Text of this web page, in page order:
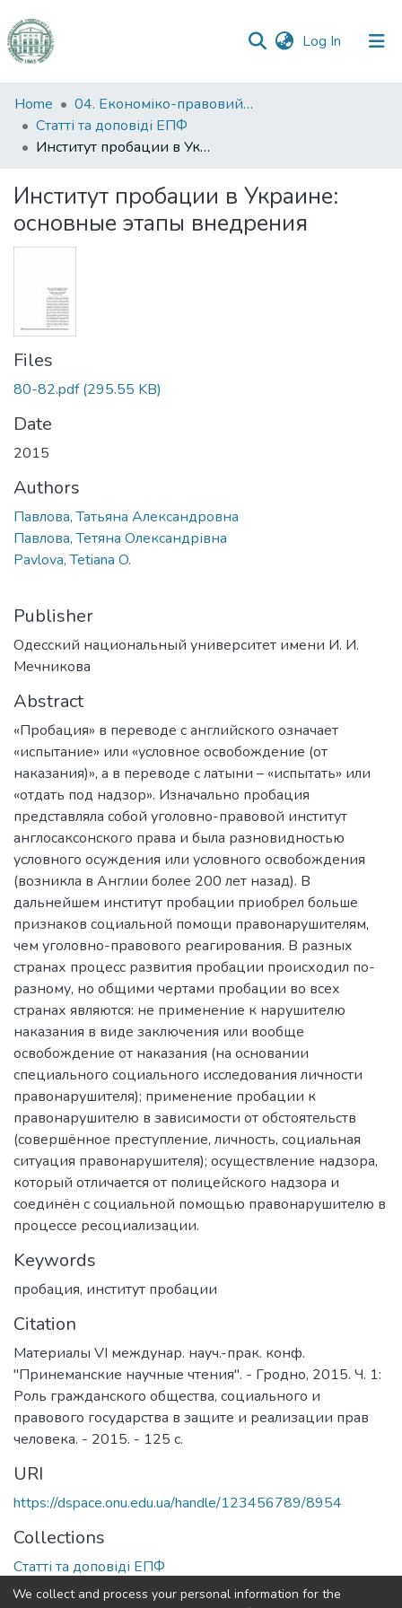
Log In (current)
Communities
&
Collections
Statistics
Home
04. Економіко-правовий факультет
Статті та доповіді ЕПФ
Институт пробации в Украине: основные этапы внедрения
Институт пробации в Украине:
основные этапы внедрения
Files
80-82.pdf(295.55 KB)
Date
2015
Authors
Павлова, Татьяна Александровна
Павлова, Тетяна Олександрівна
Pavlova, Tetiana O.
Publisher
Одесский национальный университет имени И. И.
Мечникова
Abstract
«Пробация» в переводе с английского означает
«испытание» или «условное освобождение (от
наказания)», а в переводе с латыни – «испытать» или
«отдать под надзор». Изначально пробация
представляла собой уголовно-правовой институт
англосаксонского права и была разновидностью
условного осуждения или условного освобождения
(возникла в Англии более 200 лет назад). В
дальнейшем институт пробации приобрел больше
признаков социальной помощи правонарушителям,
чем уголовно-правового реагирования. В разных
странах процесс развития пробации происходил по-
разному, но общими чертами пробации во всех
странах являются: не применение к нарушителю
наказания в виде заключения или вообще
освобождение от наказания (на основании
специального социального исследования личности
правонарушителя); применение пробации к
правонарушителю в зависимости от обстоятельств
(совершённое преступление, личность, социальная
ситуация правонарушителя); осуществление надзора,
который отличается от полицейского надзора и
соединён с социальной помощью правонарушителю в
процессе ресоциализации.
Keywords
пробация, институт пробации
Citation
Материалы VI междунар. науч.-прак. конф.
"Принеманские научные чтения". - Гродно, 2015. Ч. 1:
Роль гражданского общества, социального и
правового государства в защите и реализации прав
человека. - 2015. - 125 с.
URI
https://dspace.onu.edu.ua/handle/123456789/8954
Collections
Статті та доповіді ЕПФ
We collect and process your personal information for the